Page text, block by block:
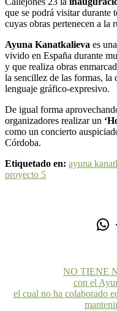
que se podrá visitar durante
cuyas obras pertenecen a la
Ayuna Kanatkalieva es
vivido en España durante
y que realiza obras
la sencillez de las formas,
lenguaje gráfico-expresivo.
De igual forma
organizadores realizar un
como un concierto
Córdoba.
Etiquetado en: ayuna
proyecto 5
NO TIENE
con el
el cual no ha colaborado